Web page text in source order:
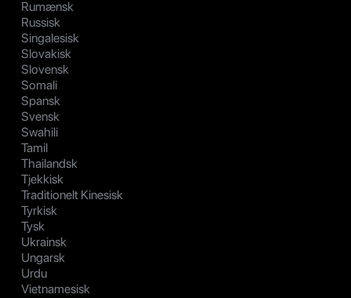
Rumænsk
Russisk
Singalesisk
Slovakisk
Slovensk
Somali
Spansk
Svensk
Swahili
Tamil
Thailandsk
Tjekkisk
Traditionelt Kinesisk
Tyrkisk
Tysk
Ukrainsk
Ungarsk
Urdu
Vietnamesisk